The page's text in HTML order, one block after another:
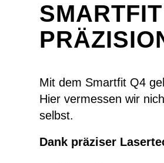
Mit dem Smartfit Q4
Hier vermessen wir
selbst.
Dank präziser